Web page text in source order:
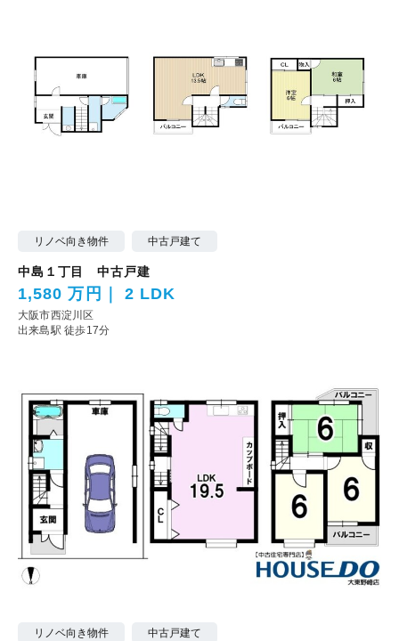
リノベ向き物件 中古戸建て
中島１丁目 中古戸建
1,580 万円 2 LDK
大阪市西淀川区
出来島駅 徒歩17分
リノベ向き物件 中古戸建て